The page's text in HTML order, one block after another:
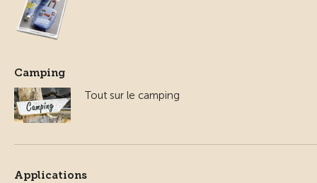
Camping
Tout sur le camping
Applications